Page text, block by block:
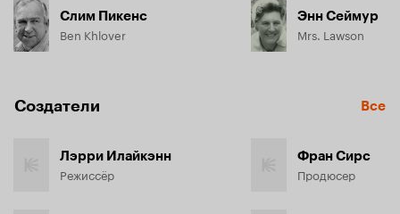
Слим Пикенс
Ben Khlover
Энн Сеймур
Mrs. Lawson
Создатели Все
Лэрри Илайкэнн
Режиссёр
Фран Сирс
Продюсер